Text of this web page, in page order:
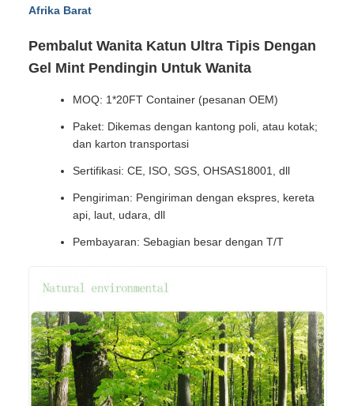
Afrika Barat
Pembalut Wanita Katun Ultra Tipis Dengan
Gel Mint Pendingin Untuk Wanita
MOQ: 1*20FT Container (pesanan OEM)
Paket: Dikemas dengan kantong poli, atau kotak;
dan karton transportasi
Sertifikasi: CE, ISO, SGS, OHSAS18001, dll
Pengiriman: Pengiriman dengan ekspres, kereta
api, laut, udara, dll
Pembayaran: Sebagian besar dengan T/T